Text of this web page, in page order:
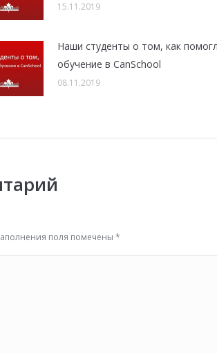
15.11.2019
Наши студенты о том, как
обучение в CanSchool
08.11.2019
поля помечены *